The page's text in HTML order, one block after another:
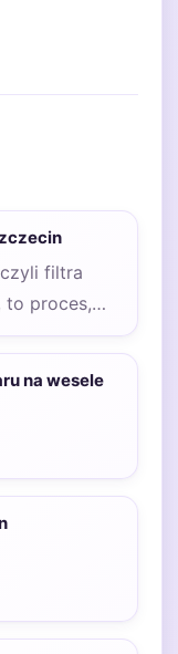
filtra
to proces,
popularności
na wesele